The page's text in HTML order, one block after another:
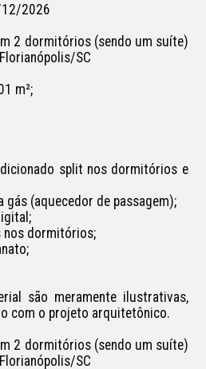
12/2026
2 dormitórios (sendo um suíte)
SC
m²;
split nos dormitórios e
gás (aquecedor de passagem);
nos dormitórios;
são meramente ilustrativas,
com o projeto arquitetônico.
2 dormitórios (sendo um suíte)
SC